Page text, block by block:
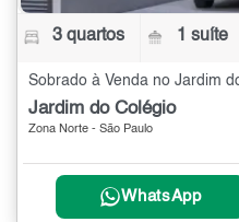
3 quartos 1 suíte
Sobrado à Venda no Jardim
Jardim do Colégio
Zona Norte - São Paulo
WhatsApp